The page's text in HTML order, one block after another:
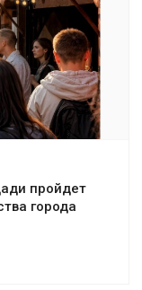
пройдет
города